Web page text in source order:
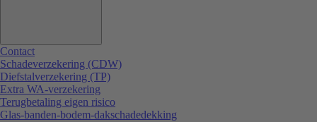
Contact
Schadeverzekering (CDW)
Diefstalverzekering (TP)
Extra WA-verzekering
Terugbetaling eigen risico
Glas-banden-bodem-dakschadedekking